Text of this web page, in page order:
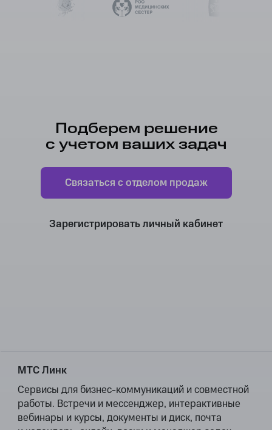
Подберем решение
с учетом ваших задач
Связаться с отделом продаж
Зарегистрировать личный кабинет
МТС Линк
Сервисы для бизнес-коммуникаций и совместной
работы. Встречи и мессенджер, интерактивные
вебинары и курсы, документы и диск, почта